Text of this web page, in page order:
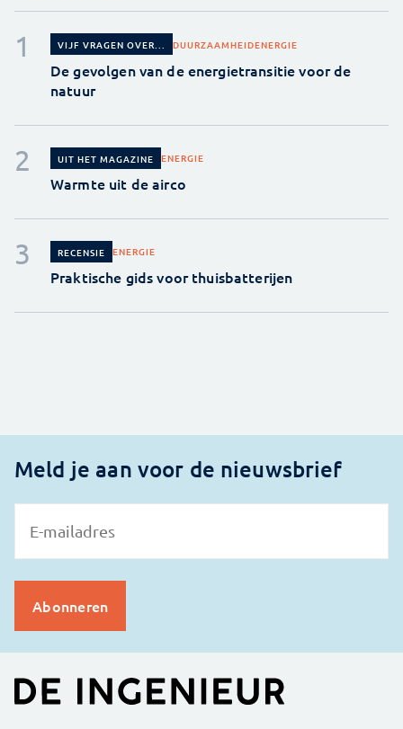
VIJF VRAGEN OVER... DUURZAAMHEIDENERGIE
De gevolgen van de energietransitie voor de
natuur
UIT HET MAGAZINE ENERGIE
Warmte uit de airco
RECENSIE ENERGIE
Praktische gids voor thuisbatterijen
Meld je aan voor de nieuwsbrief